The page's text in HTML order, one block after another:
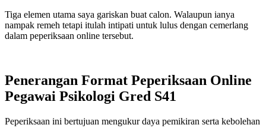
Tiga elemen utama saya gariskan buat calon. Walaupun ianya
nampak remeh tetapi itulah intipati untuk lulus dengan cemerlang
dalam peperiksaan online tersebut.
Penerangan Format Peperiksaan Online
Pegawai Psikologi Gred S41
Peperiksaan ini bertujuan mengukur daya pemikiran serta kebolehan